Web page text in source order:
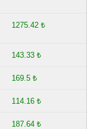
1275.42 ₺
143.33 ₺
169.5 ₺
114.16 ₺
187.64 ₺